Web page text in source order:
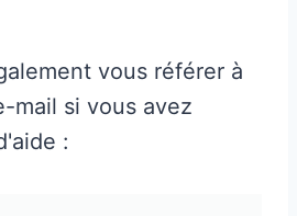
vous référer à
mail si vous avez
: